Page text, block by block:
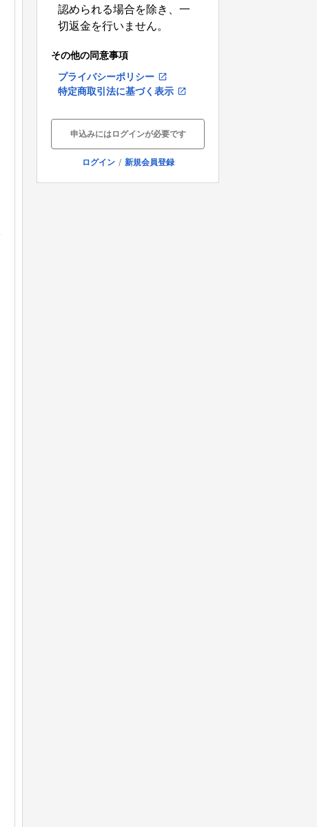
認められる場合を除き、一
切返金を行いません。
その他の同意事項
プライバシーポリシー open_in_new
特定商取引法に基づく表示 open_in_new
申込みにはログインが必要です
ログイン / 新規会員登録